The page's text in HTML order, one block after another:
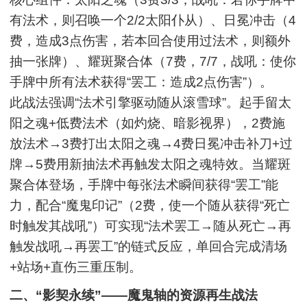
有法术，则召唤一个2/2太阳仆从）、日冕冲击（4
费，造成3点伤害，若本回合使用过法术，则额外
抽一张牌）、耀斑聚合体（7费，7/7，战吼：使你
手牌中所有法术获得“罢工：造成2点伤害”）。
此战法强调“法术引擎驱动随从滚雪球”。起手留太
阳之魂+低费法术（如灼烧、暗影视界），2费施
放法术→3费打出太阳之魂→4费日冕冲击补刀+过
牌→5费用新抽法术再触发太阳之魂特效。当耀斑
聚合体登场，手牌中每张法术瞬间获得“罢工”能
力，配合“魔鬼印记”（2费，使一个随从获得“死亡
时触发其战吼”）可实现“法术罢工→随从死亡→再
触发战吼→再罢工”的链式反应，单回合完成清场
+站场+直伤三重压制。
二、“影契永续”——魔鬼轴的资源再生战法